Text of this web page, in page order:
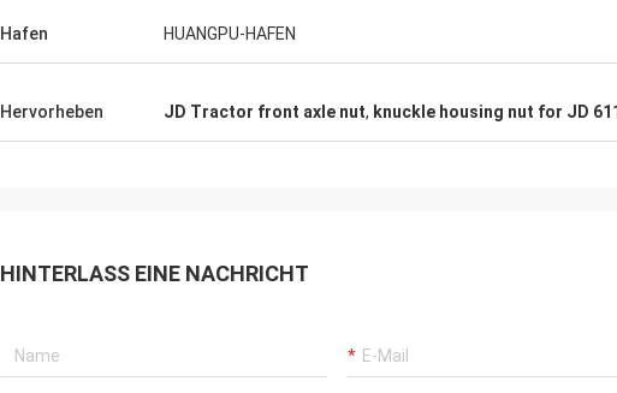
Hafen HUANGPU-HAFEN
Hervorheben JD Tractor front axle nut, knuckle housing nut for JD
HINTERLASS EINE NACHRICHT